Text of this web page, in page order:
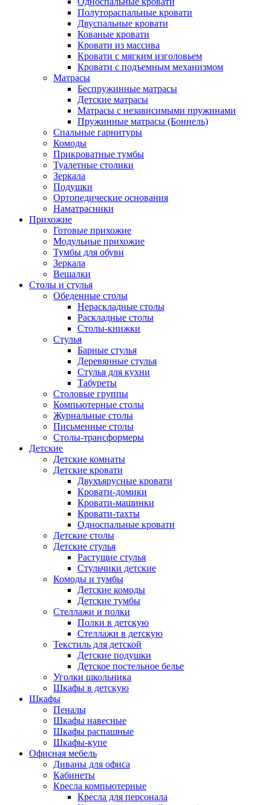
Полутораспальные кровати
Двуспальные кровати
Кованые кровати
Кровати из массива
Кровати с мягким изголовьем
Кровати с подъемным механизмом
Матрасы
Беспружинные матрасы
Детские матрасы
Матрасы с независимыми пружинами
Пружинные матрасы (Боннель)
Спальные гарнитуры
Комоды
Прикроватные тумбы
Туалетные столики
Зеркала
Подушки
Ортопедические основания
Наматрасники
Прихожие
Готовые прихожие
Модульные прихожие
Тумбы для обуви
Зеркала
Вешалки
Столы и стулья
Обеденные столы
Нераскладные столы
Раскладные столы
Столы-книжки
Стулья
Барные стулья
Деревянные стулья
Стулья для кухни
Табуреты
Столовые группы
Компьютерные столы
Журнальные столы
Письменные столы
Столы-трансформеры
Детские
Детские комнаты
Детские кровати
Двухъярусные кровати
Кровати-домики
Кровати-машинки
Кровати-тахты
Односпальные кровати
Детские столы
Детские стулья
Растущие стулья
Стульчики детские
Комоды и тумбы
Детские комоды
Детские тумбы
Стеллажи и полки
Полки в детскую
Стеллажи в детскую
Текстиль для детской
Детские подушки
Детское постельное белье
Уголки школьника
Шкафы в детскую
Шкафы
Пеналы
Шкафы навесные
Шкафы распашные
Шкафы-купе
Офисная мебель
Диваны для офиса
Кабинеты
Кресла компьютерные
Кресла для персонала